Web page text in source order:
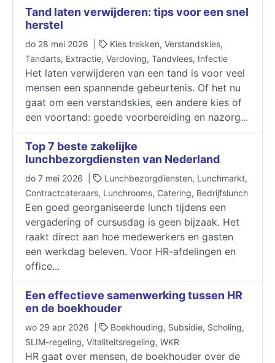
Tand laten verwijderen: tips voor een snel
herstel
do 28 mei 2026 |
Kies trekken, Verstandskies,
Tandarts, Extractie, Verdoving, Tandvlees, Infectie
Het laten verwijderen van een tand is voor veel
mensen een spannende gebeurtenis. Of het nu
gaat om een verstandskies, een andere kies of
een voortand: goede voorbereiding en nazorg...
Top 7 beste zakelijke
lunchbezorgdiensten van Nederland
do 7 mei 2026 |
Lunchbezorgdiensten, Lunchmarkt,
Contractcateraars, Lunchrooms, Catering, Bedrijfslunch
Een goed georganiseerde lunch tijdens een
vergadering of cursusdag is geen bijzaak. Het
raakt direct aan hoe medewerkers en gasten
een werkdag beleven. Voor HR-afdelingen en
office...
​​​​​​​Een effectieve samenwerking tussen HR
en de boekhouder
wo 29 apr 2026 |
Boekhouding, Subsidie, Scholing,
SLIM-regeling, Vitaliteitsregeling, WKR
HR gaat over mensen, de boekhouder over de